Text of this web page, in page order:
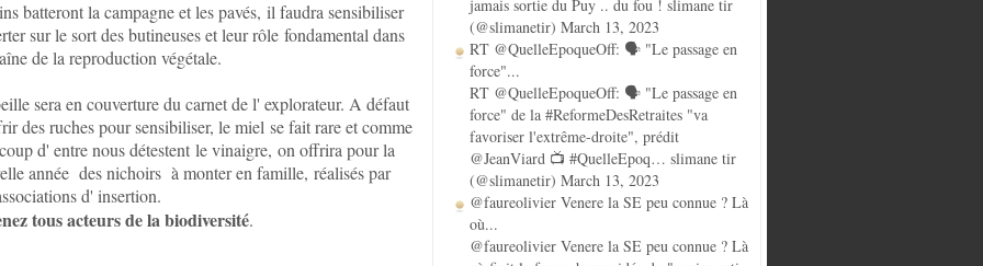
batteront la campagne et les pavés, il faudra sensibiliser
sur le sort des butineuses et leur rôle fondamental dans
de la reproduction végétale.
sera en couverture du carnet de l' explorateur. A défaut
des ruches pour sensibiliser, le miel se fait rare et comme
d' entre nous détestent le vinaigre, on offrira pour la
année des nichoirs à monter en famille, réalisés par
d' insertion.
tous acteurs de la biodiversité.
jamais sortie du Puy .. du fou ! slimane tir
(@slimanetir) March 13, 2023
RT @QuelleEpoqueOff: 🗣️ "Le passage en
force"...
RT @QuelleEpoqueOff: 🗣️ "Le passage en
force" de la #ReformeDesRetraites "va
favoriser l'extrême-droite", prédit
@JeanViard 📺 #QuelleEpoq… slimane tir
(@slimanetir) March 13, 2023
@faureolivier Venere la SE peu connue ? Là
où...
@faureolivier Venere la SE peu connue ? Là